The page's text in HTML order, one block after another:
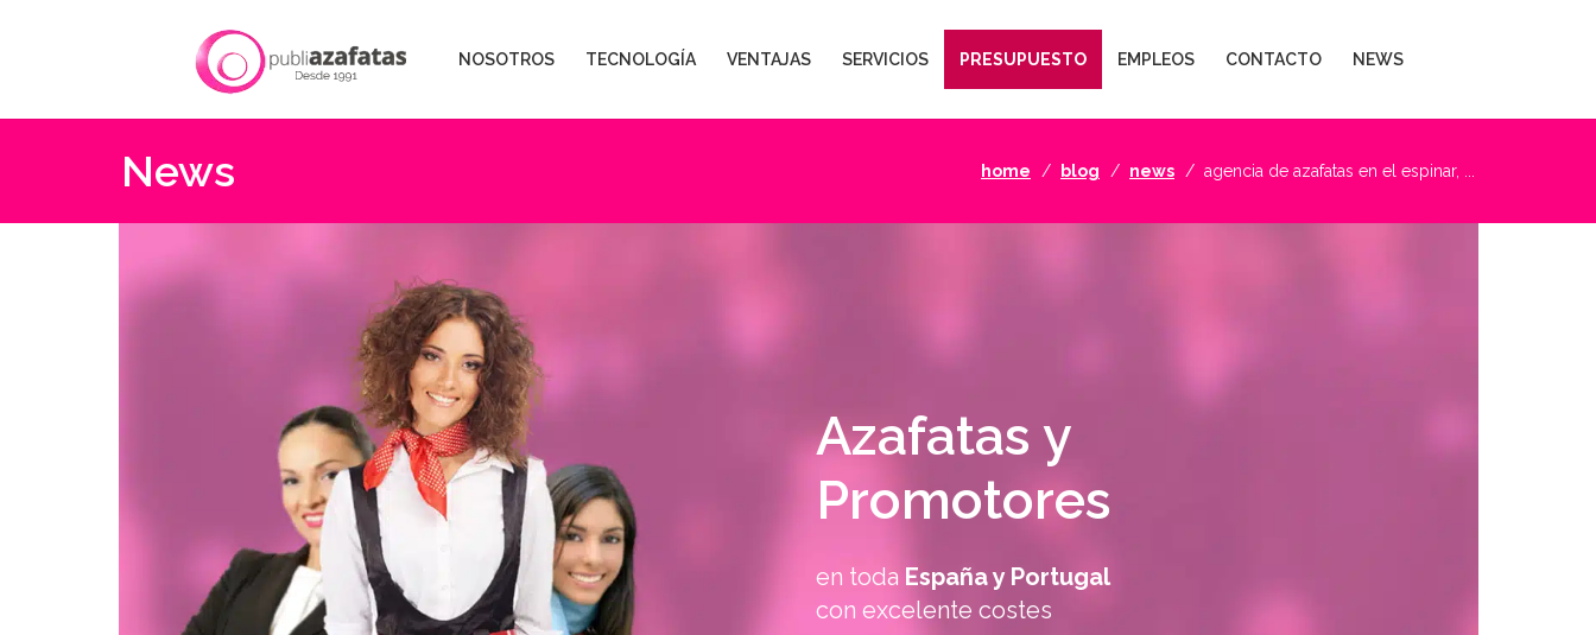
NOSOTROS TECNOLOGÍA VENTAJAS SERVICIOS PRESUPUESTO EMPLEOS CONTACTO NEWS
News home blog news agencia de azafatas en el espinar, ...
Azafatas y
Promotores
en toda España y Portugal
con excelente costes